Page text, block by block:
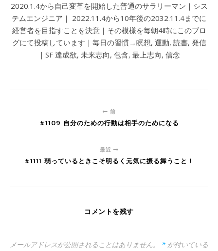
2020.1.4から自己変革を開始した普通のサラリーマン｜シス
テムエンジニア｜ 2022.11.4から10年後の2032.11.4までに
経営者を目指すことを決意｜その模様を毎朝4時にこのブロ
グにて投稿しています｜毎日の習慣→瞑想, 運動, 読書, 発信
｜SF 達成欲, 未来志向, 包含, 最上志向, 信念
前
#1109 自分のための行動は相手のためになる
最近
#1111 弱っているときこそ明るく元気に振る舞うこと！
コメントを残す
メールアドレスが公開されることはありません。 * が付いている